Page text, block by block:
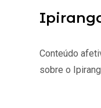
Conteúdo
sobre o